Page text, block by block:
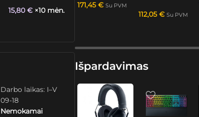
15,80 € ×10 mėn.
Darbo laikas: I–V
09-18
Nemokamai
171,45 € Su PVM
112,05 € Su PVM
Išpardavimas